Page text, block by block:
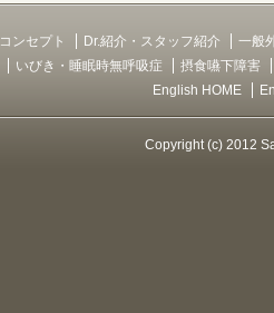
コンセプト Dr.紹介・スタッフ紹介
一般
いびき・睡眠時無呼吸症
摂食嚥下障害
English HOME
Copyright (c) 2012